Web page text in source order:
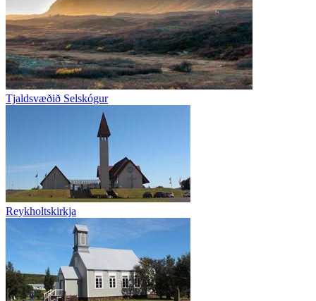
Tjaldsvæðið Selskógur
Reykholtskirkja